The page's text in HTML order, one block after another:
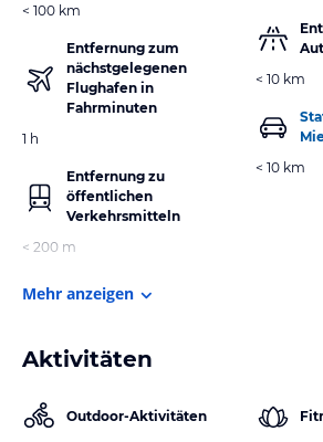
< 100 km
Entfernung zum
nächstgelegenen
Flughafen in
Fahrminuten
1 h
Entfernung zu
öffentlichen
Verkehrsmitteln
< 200 m
< 10 km
< 10 km
Mehr anzeigen
Aktivitäten
Outdoor-Aktivitäten